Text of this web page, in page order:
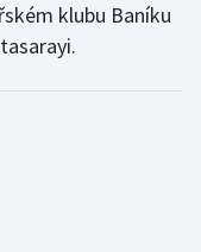
klubu Baníku